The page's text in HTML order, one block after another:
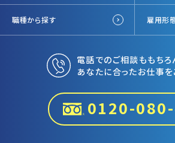
職種から探す 雇用形
電話でのご相談ももちろ
あなたに合ったお仕事を
0120-